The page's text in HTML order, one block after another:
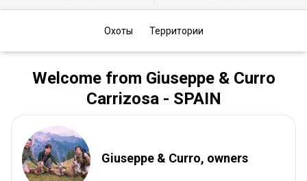
Охоты Территории
Welcome from Giuseppe & Curro
Carrizosa - SPAIN
Giuseppe & Curro, owners